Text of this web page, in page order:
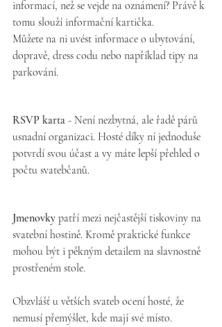
informací, než se vejde na oznámení? Právě k
tomu slouží informační kartička.
Můžete na ni uvést informace o ubytování,
dopravě, dress codu nebo například tipy na
parkování.
RSVP karta - Není nezbytná, ale řadě párů
usnadní organizaci. Hosté díky ní jednoduše
potvrdí svou účast a vy máte lepší přehled o
počtu svatebčanů.
Jmenovky patří mezi nejčastější tiskoviny na
svatební hostině. Kromě praktické funkce
mohou být i pěkným detailem na slavnostně
prostřeném stole.
Obzvlášť u větších svateb ocení hosté, že
nemusí přemýšlet, kde mají své místo.